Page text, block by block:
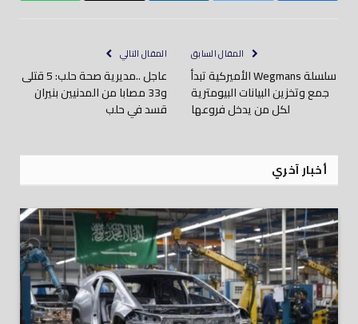
المقال السابق
سلسلة Wegmans الأميركية تبدأ
جمع وتخزين البيانات البيومترية
لكل من يدخل فروعها
المقال التالي
عاجل ..مديرية صحة حلب: 5 قتلى
و33 مصابا من المدنيين بنيران
قسد في حلب
أخبار آخري